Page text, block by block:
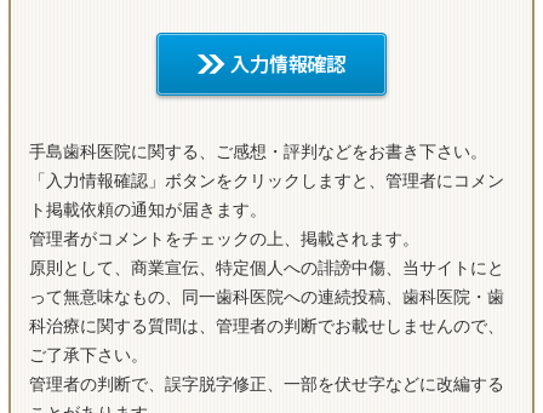
手島歯科医院に関する、ご感想・評判などをお書き下さい。
「入力情報確認」ボタンをクリックしますと、管理者にコメン
ト掲載依頼の通知が届きます。
管理者がコメントをチェックの上、掲載されます。
原則として、商業宣伝、特定個人への誹謗中傷、当サイトにと
って無意味なもの、同一歯科医院への連続投稿、歯科医院・歯
科治療に関する質問は、管理者の判断でお載せしませんので、
ご了承下さい。
管理者の判断で、誤字脱字修正、一部を伏せ字などに改編する